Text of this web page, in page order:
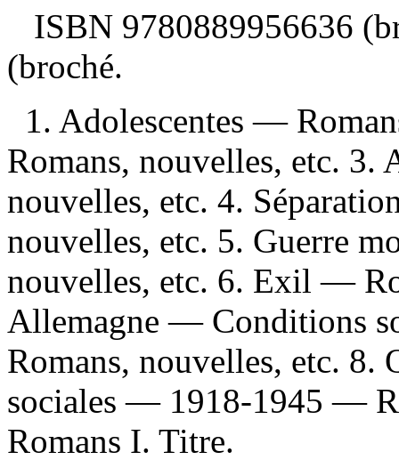
ISBN 9780889956636
(broché.
1. Adolescentes —
Romans, nouvelles, etc.
nouvelles, etc. 4.
nouvelles, etc. 5. Guerre
nouvelles, etc. 6. Exil —
Allemagne — Conditions
Romans, nouvelles, etc.
sociales — 1918-1945 —
Romans I. Titre.